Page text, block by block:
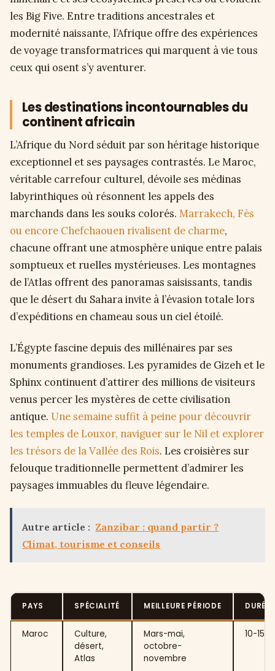
les Big Five. Entre traditions ancestrales et
modernité naissante, l’Afrique offre des expériences
de voyage transformatrices qui marquent à vie tous
ceux qui osent s’y aventurer.
Les destinations incontournables du
continent africain
L’Afrique du Nord séduit par son héritage historique
exceptionnel et ses paysages contrastés. Le Maroc,
véritable carrefour culturel, dévoile ses médinas
labyrinthiques où résonnent les appels des
marchands dans les souks colorés. Marrakech, Fès
ou encore Chefchaouen rivalisent de charme,
chacune offrant une atmosphère unique entre palais
somptueux et ruelles mystérieuses. Les montagnes
de l’Atlas offrent des panoramas saisissants, tandis
que le désert du Sahara invite à l’évasion totale lors
d’expéditions en chameau sous un ciel étoilé.
L’Égypte fascine depuis des millénaires par ses
monuments grandioses. Les pyramides de Gizeh et le
Sphinx continuent d’attirer des millions de visiteurs
venus percer les mystères de cette civilisation
antique. Une semaine suffit à peine pour découvrir
les temples de Louxor, naviguer sur le Nil et explorer
les trésors de la Vallée des Rois. Les croisières sur
felouque traditionnelle permettent d’admirer les
paysages immuables du fleuve légendaire.
Autre article : Zanzibar : quand partir ?
Climat, tourisme et conseils
PAYS SPÉCIALITÉ MEILLEURE PÉRIODE DURÉE
Maroc
Culture,
désert,
Atlas
Mars-mai,
octobre-
novembre
10-15